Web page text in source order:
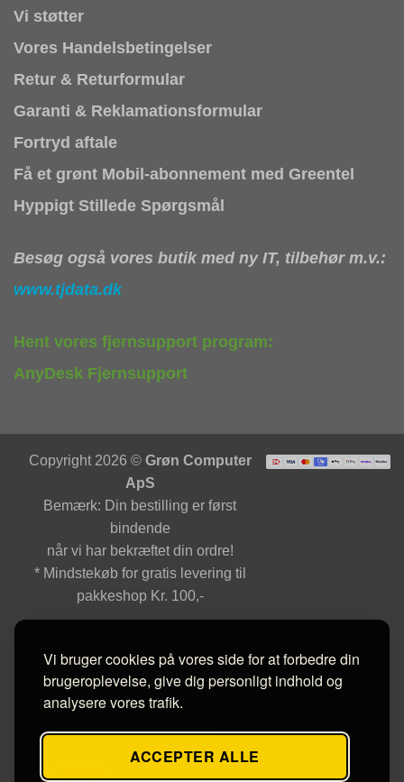
Vi bruger cookies på vores side for at forbedre din
brugeroplevelse, give dig personligt indhold og
analysere vores trafik.
ACCEPTER ALLE
Vi støtter
Vores Handelsbetingelser
Retur & Returformular
Garanti & Reklamationsformular
Fortryd aftale
Få et grønt Mobil-abonnement med Greentel
Hyppigt Stillede Spørgsmål
Besøg også vores butik med ny IT, tilbehør m.v.:
www.tjdata.dk
Hent vores fjernsupport program:
AnyDesk Fjernsupport
Copyright 2026 © Grøn Computer
ApS
Bemærk: Din bestilling er først
bindende
når vi har bekræftet din ordre!
* Mindstekøb for gratis levering til
pakkeshop Kr. 100,-